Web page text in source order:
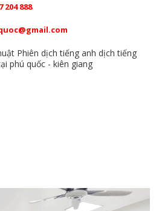
204 888
Phiên dịch tiếng anh dịch tiếng
phú quốc - kiên giang